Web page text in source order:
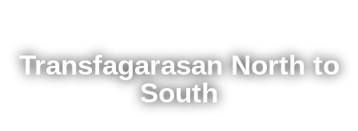
Transfagarasan North to
South